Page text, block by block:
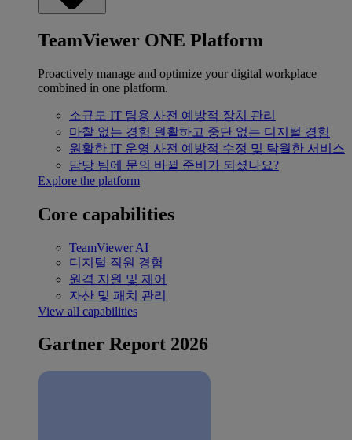
TeamViewer ONE Platform
Proactively manage and optimize your digital workplace
combined in one platform.
소규모 IT 팀용 사전 예방적 장치 관리
마찰 없는 경험 원활하고 중단 없는 디지털 경험
원활한 IT 운영 사전 예방적 수정 및 탁월한 서비스
담당 팀에 문의 바뀔 준비가 되셨나요?
Explore the platform
Core capabilities
TeamViewer AI
디지털 직원 경험
원격 지원 및 제어
자산 및 패치 관리
View all capabilities
Gartner Report 2026